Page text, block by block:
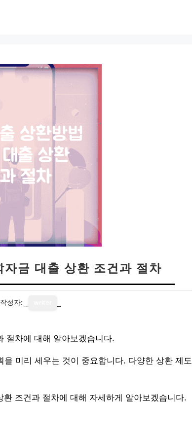
금 대출 상환 조건과 절차
작성자:
절차에 대해 알아보겠습니다.
미리 세우는 것이 중요합니다. 다양한 상환 제도
조건과 절차에 대해 자세하게 알아보겠습니다.